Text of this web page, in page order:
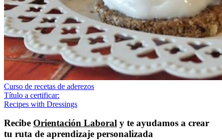
Curso de recetas de aderezos
Título a certificar:
Recipes with Dressings
Recibe Orientación Laboral y te ayudamos a crear
tu ruta de aprendizaje personalizada